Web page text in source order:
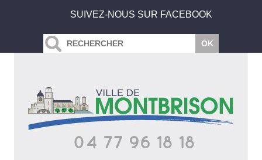
SUIVEZ-NOUS SUR FACEBOOK